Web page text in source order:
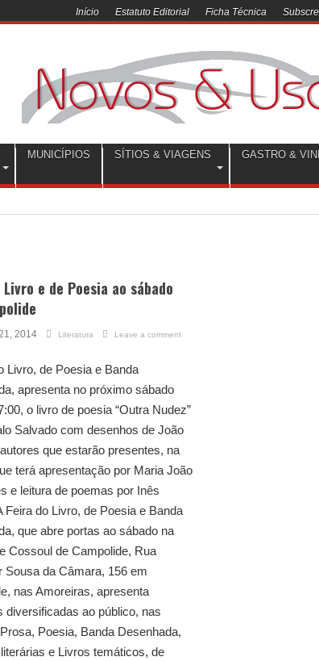
Início Estatuto Editorial Ficha Técnica
MUNICÍPIOS SÍTIOS & VIAGENS GASTRO &
e de Poesia ao sábado
2014 Literatura Leave a comment
Livro, de Poesia e Banda
apresenta no próximo sábado
o livro de poesia “Outra Nudez”
Salvado com desenhos de João
que estarão presentes, na
terá apresentação por Maria João
e leitura de poemas por Inês
Feira do Livro, de Poesia e Banda
que abre portas ao sábado na
Cossoul de Campolide, Rua
Sousa da Câmara, 156 em
nas Amoreiras, apresenta
diversificadas ao público, nas
Poesia, Banda Desenhada,
e Livros temáticos, de